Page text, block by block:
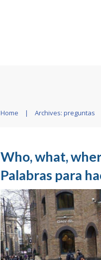
Home | Archives: preguntas
Who, what,
Palabras para